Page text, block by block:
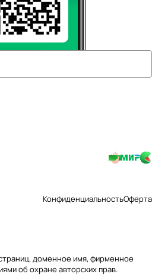
КонфиденциальностьОферта
доменное имя, фирменное
об охране авторских прав.